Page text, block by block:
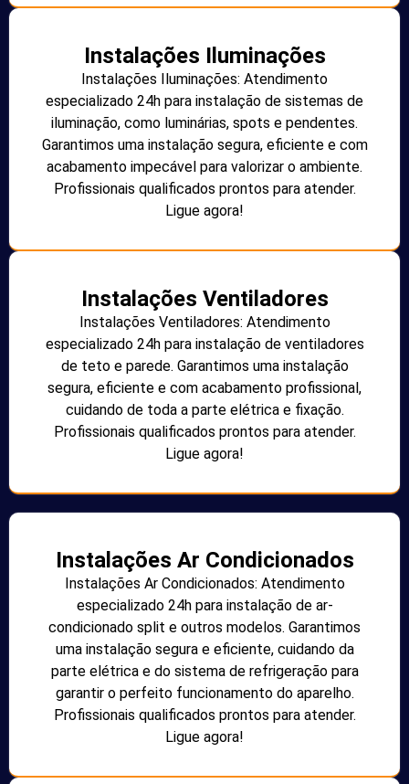
Instalações Iluminações
Instalações Iluminações: Atendimento
especializado 24h para instalação de sistemas de
iluminação, como luminárias, spots e pendentes.
Garantimos uma instalação segura, eficiente e com
acabamento impecável para valorizar o ambiente.
Profissionais qualificados prontos para atender.
Ligue agora!
Instalações Ventiladores
Instalações Ventiladores: Atendimento
especializado 24h para instalação de ventiladores
de teto e parede. Garantimos uma instalação
segura, eficiente e com acabamento profissional,
cuidando de toda a parte elétrica e fixação.
Profissionais qualificados prontos para atender.
Ligue agora!
Instalações Ar Condicionados
Instalações Ar Condicionados: Atendimento
especializado 24h para instalação de ar-
condicionado split e outros modelos. Garantimos
uma instalação segura e eficiente, cuidando da
parte elétrica e do sistema de refrigeração para
garantir o perfeito funcionamento do aparelho.
Profissionais qualificados prontos para atender.
Ligue agora!